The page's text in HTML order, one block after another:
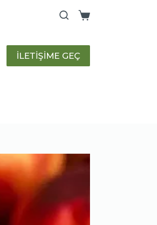
Shopping
İLETİŞİME GEÇ